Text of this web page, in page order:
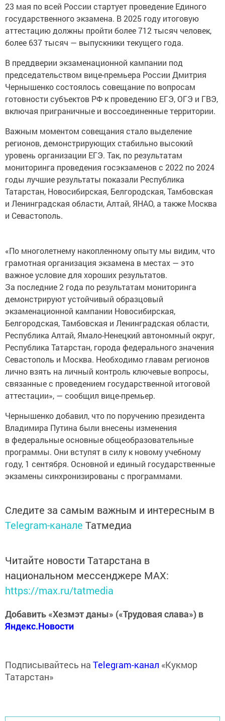
23 мая по всей России стартует проведение Единого
государственного экзамена. В 2025 году итоговую
аттестацию должны пройти более 712 тысяч человек,
более 637 тысяч — выпускники текущего года.
В преддверии экзаменационной кампании под
председательством вице-премьера России Дмитрия
Чернышенко состоялось совещание по вопросам
готовности субъектов РФ к проведению ЕГЭ, ОГЭ и ГВЭ,
включая приграничные и воссоединенные территории.
Важным моментом совещания стало выделение
регионов, демонстрирующих стабильно высокий
уровень организации ЕГЭ. Так, по результатам
мониторинга проведения госэкзаменов с 2022 по 2024
годы лучшие результаты показали Республика
Татарстан, Новосибирская, Белгородская, Тамбовская
и Ленинградская области, Алтай, ЯНАО, а также Москва
и Севастополь.
«По многолетнему накопленному опыту мы видим, что
грамотная организация экзамена в местах — это
важное условие для хороших результатов.
За последние 2 года по результатам мониторинга
демонстрируют устойчивый образцовый
экзаменационной кампании Новосибирская,
Белгородская, Тамбовская и Ленинградская области,
Республика Алтай, Ямало-Ненецкий автономный округ,
Республика Татарстан, города федерального значения
Севастополь и Москва. Необходимо главам регионов
лично взять на личный контроль ключевые вопросы,
связанные с проведением государственной итоговой
аттестации», — сообщил вице-премьер.
Чернышенко добавил, что по поручению президента
Владимира Путина были внесены изменения
в федеральные основные общеобразовательные
программы. Они вступят в силу к новому учебному
году, 1 сентября. Основной и единый государственные
экзамены синхронизированы с программами.
Следите за самым важным и интересным в
Telegram-канале Татмедиа
Читайте новости Татарстана в
национальном мессенджере MАХ:
https://max.ru/tatmedia
Добавить «Хезмэт даны» («Трудовая слава») в
Яндекс.Новости
Подписывайтесь на Telegram-канал «Кукмор
Татарстан»